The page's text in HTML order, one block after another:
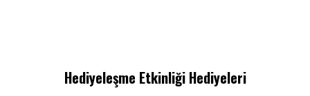
Hediyeleşme Etkinliği Hediyeleri